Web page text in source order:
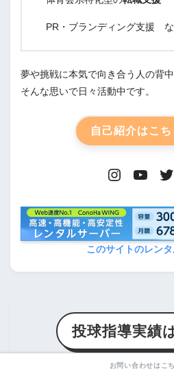
PR・ブランディング支援
夢や挑戦に本気で向き合う人の背
そんな思いで日々活動中です。
自己紹介はこち
このサイトのレン
投球指導実績
お問い合わせはこ